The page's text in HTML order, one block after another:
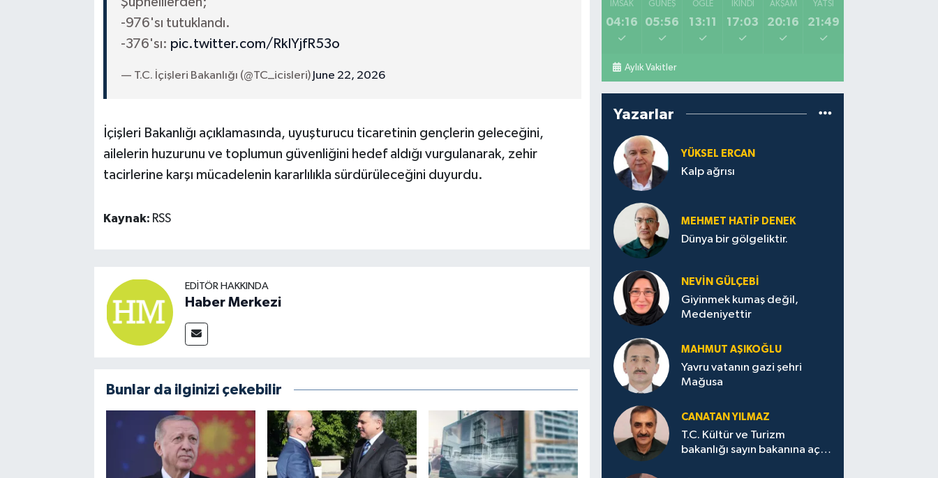
-976'sı tutuklandı.
-376'sı: pic.twitter.com/RkIYjfR53o
— T.C. İçişleri Bakanlığı (@TC_icisleri) June 22, 2026
İçişleri Bakanlığı açıklamasında, uyuşturucu ticaretinin gençlerin geleceğini,
ailelerin huzurunu ve toplumun güvenliğini hedef aldığı vurgulanarak, zehir
tacirlerine karşı mücadelenin kararlılıkla sürdürüleceğini duyurdu.
Kaynak: RSS
EDITÖR HAKKINDA
Haber Merkezi
Bunlar da ilginizi çekebilir
İMSAK
04:16
GÜNEŞ
05:56
ÖĞLE
13:11
İKINDI
17:03
AKŞAM
20:16
YATSI
21:49
Aylık Vakitler
Yazarlar
YÜKSEL ERCAN
Kalp ağrısı
MEHMET HATİP DENEK
Dünya bir gölgeliktir.
NEVİN GÜLÇEBİ
Giyinmek kumaş değil,
Medeniyettir
MAHMUT AŞIKOĞLU
Yavru vatanın gazi şehri
Mağusa
CANATAN YILMAZ
T.C. Kültür ve Turizm
bakanlığı sayın bakanına açık